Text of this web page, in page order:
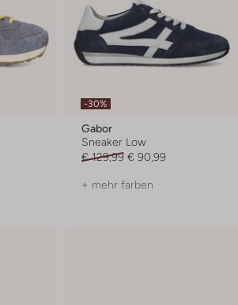
-30%
Gabor
Sneaker Low
€ 129,99 € 90,99
+ mehr farben